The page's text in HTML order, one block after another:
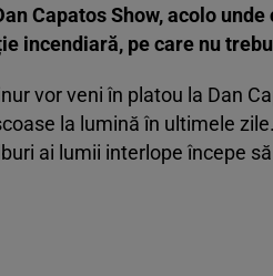
Capatos Show, acolo
incendiară, pe care nu
vor veni în platou la Dan
la lumină în ultimele
ai lumii interlope începe